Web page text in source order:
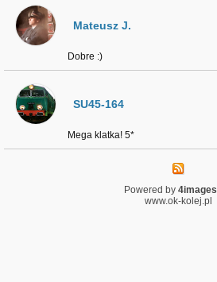
Mateusz J.
Dobre :)
SU45-164
Mega klatka! 5*
Powered by 4images
www.ok-kolej.pl